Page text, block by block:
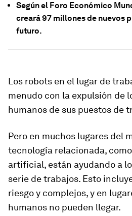
Según el Foro Económico
creará 97 millones de nuevos
futuro.
Los robots en el lugar de
menudo con la expulsión de
humanos de sus puestos de
Pero en muchos lugares del
tecnología relacionada,
artificial, están ayudando a
serie de trabajos. Esto
riesgo y complejos, y en
humanos no pueden llegar.